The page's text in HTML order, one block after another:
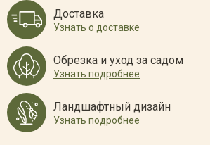
Можжевельник казацкий 'Блау Донау'
1 200 Р Нет в наличии
Можжевельник казацкий 'Блау Донау'
280 Р
Доставка
Узнать о доставке
Обрезка и уход за садом
Узнать подробнее
Ландшафтный дизайн
Узнать подробнее